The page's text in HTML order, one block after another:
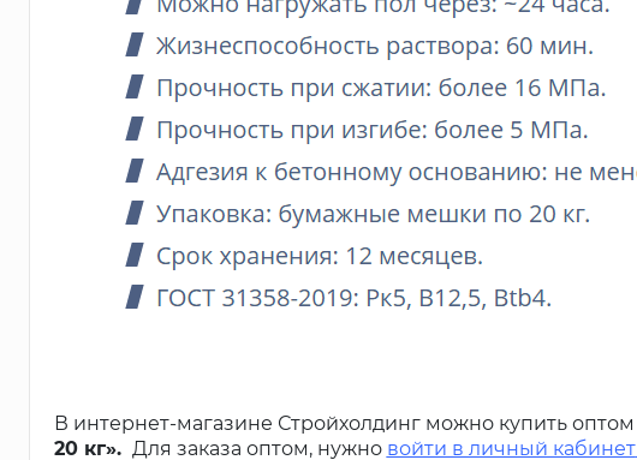
В интернет-магазине Стройхолдинг можно купить оптом
20 кг». Для заказа оптом, нужно войти в личный кабинет